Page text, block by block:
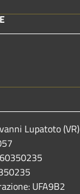
Lupatoto (VR)
UFA9B2